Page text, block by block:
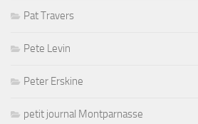
Pat Travers
Pete Levin
Peter Erskine
petit journal Montparnasse